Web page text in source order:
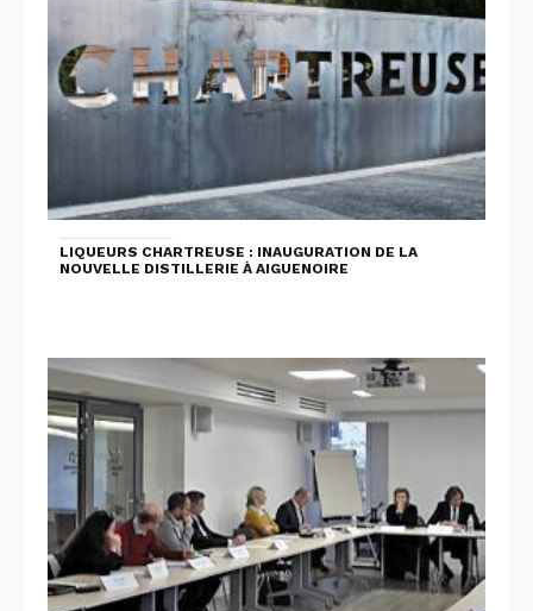
LIQUEURS CHARTREUSE : INAUGURATION DE LA
NOUVELLE DISTILLERIE À AIGUENOIRE